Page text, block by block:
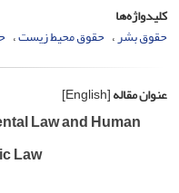
کلیدواژه‌ها
حقوق بشر حقوق محیط زیست
عنوان مقاله[English]
Law and Human
Law